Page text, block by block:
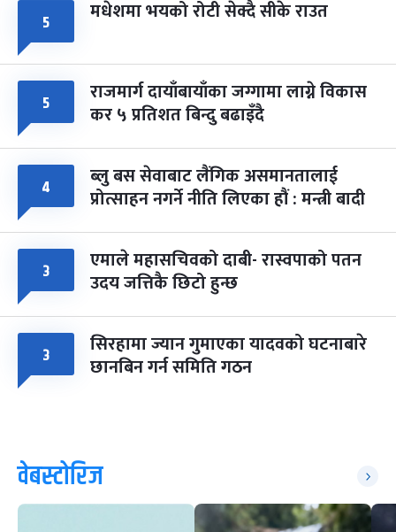
५ मधेशमा भयको रोटी सेक्दै सीके राउत
५ राजमार्ग दायाँबायाँका जग्गामा लाग्ने विकास
कर ५ प्रतिशत बिन्दु बढाइँदै
४ ब्लु बस सेवाबाट लैंगिक असमानतालाई
प्रोत्साहन नगर्ने नीति लिएका हौं : मन्त्री बादी
३ एमाले महासचिवको दाबी- रास्वपाको पतन
उदय जत्तिकै छिटो हुन्छ
३ सिरहामा ज्यान गुमाएका यादवको घटनाबारे
छानबिन गर्न समिति गठन
वेबस्टोरिज